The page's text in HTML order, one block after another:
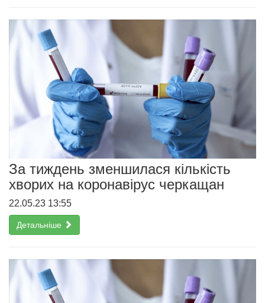
За тиждень зменшилася кількість
хворих на коронавірус черкащан
22.05.23 13:55
Детальніше